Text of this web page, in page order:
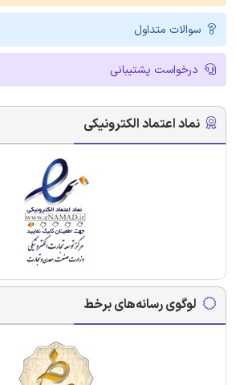
سوالات متداول
درخواست پشتیبانی
نماد اعتماد الکترونیکی
لوگوی رسانه‌های برخط